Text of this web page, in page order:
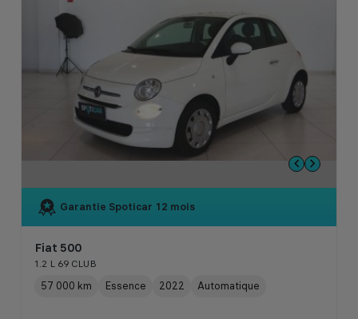
Garantie Spoticar 12 mois
Fiat 500
1.2 L 69 CLUB
57 000 km Essence 2022 Automatique